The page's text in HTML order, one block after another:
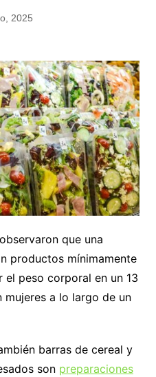
2025
que una
productos mínimamente
peso corporal en un 13
mujeres a lo largo de un
barras de cereal y
son preparaciones